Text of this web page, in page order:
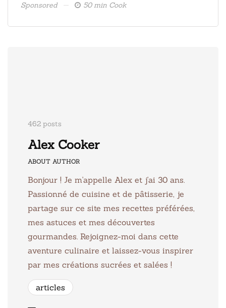
Sponsored 50 min Cook
462 posts
Alex Cooker
ABOUT AUTHOR
Bonjour ! Je m'appelle Alex et j'ai 30 ans.
Passionné de cuisine et de pâtisserie, je
partage sur ce site mes recettes préférées,
mes astuces et mes découvertes
gourmandes. Rejoignez-moi dans cette
aventure culinaire et laissez-vous inspirer
par mes créations sucrées et salées !
articles